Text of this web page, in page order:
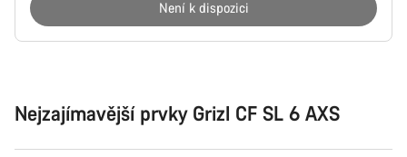
Není k dispozici
Nejzajímavější prvky Grizl CF SL 6 AXS